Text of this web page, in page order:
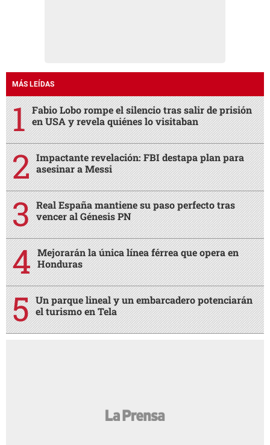
MÁS LEÍDAS
Fabio Lobo rompe el silencio tras salir de prisión
en USA y revela quiénes lo visitaban
Impactante revelación: FBI destapa plan para
asesinar a Messi
Real España mantiene su paso perfecto tras
vencer al Génesis PN
Mejorarán la única línea férrea que opera en
Honduras
Un parque lineal y un embarcadero potenciarán
el turismo en Tela